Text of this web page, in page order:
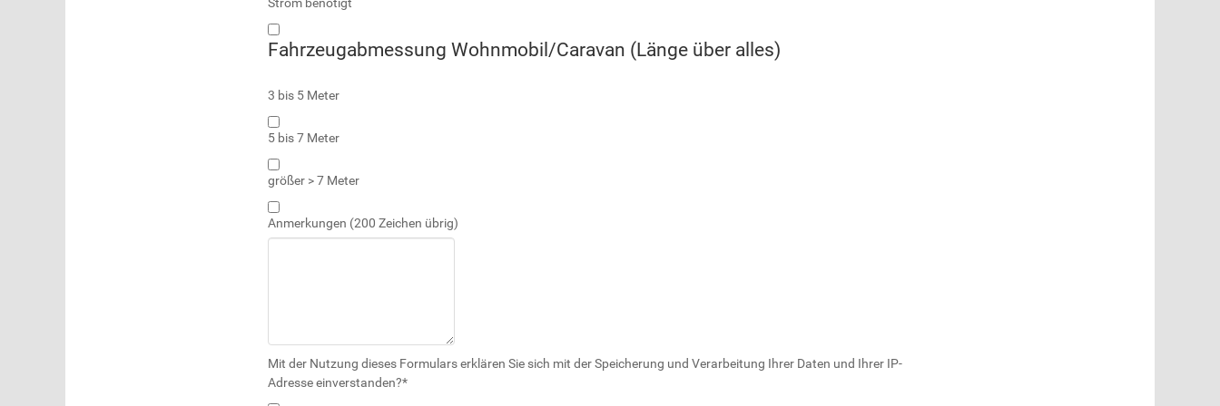
Strom benötigt
Fahrzeugabmessung Wohnmobil/Caravan (Länge über alles)
3 bis 5 Meter
5 bis 7 Meter
größer > 7 Meter
Anmerkungen (200 Zeichen übrig)
Mit der Nutzung dieses Formulars erklären Sie sich mit der Speicherung und Verarbeitung Ihrer Daten und Ihrer IP-
Adresse einverstanden?*